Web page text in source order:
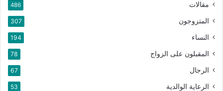
مقالات 486
المتزوجون 307
النساء 194
المقبلون على الزواج 78
الرجال 67
الرعاية الوالدية 53